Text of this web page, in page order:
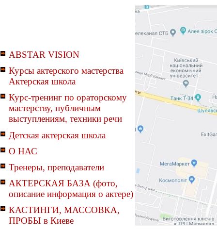
ABSTAR VISION
Курсы актерского мастерства
Актерская школа
Курс-тренинг по ораторскому
мастерству, публичным
выступлениям, техники речи
Детская актерская школа
О НАС
Тренеры, преподаватели
АКТЕРСКАЯ БАЗА (фото,
описание информация о актере)
КАСТИНГИ, МАССОВКА,
ПРОБЫ в Киеве